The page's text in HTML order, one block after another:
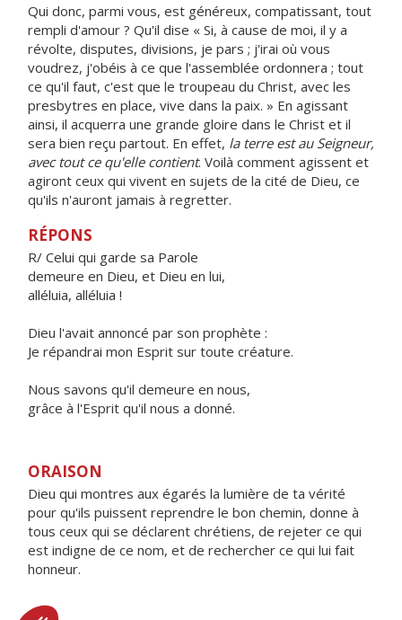
Qui donc, parmi vous, est généreux, compatissant, tout
rempli d'amour ? Qu'il dise « Si, à cause de moi, il y a
révolte, disputes, divisions, je pars ; j'irai où vous
voudrez, j'obéis à ce que l'assemblée ordonnera ; tout
ce qu'il faut, c'est que le troupeau du Christ, avec les
presbytres en place, vive dans la paix. » En agissant
ainsi, il acquerra une grande gloire dans le Christ et il
sera bien reçu partout. En effet, la terre est au Seigneur,
avec tout ce qu'elle contient. Voilà comment agissent et
agiront ceux qui vivent en sujets de la cité de Dieu, ce
qu'ils n'auront jamais à regretter.
RÉPONS
R/ Celui qui garde sa Parole
demeure en Dieu, et Dieu en lui,
alléluia, alléluia !
Dieu l'avait annoncé par son prophète :
Je répandrai mon Esprit sur toute créature.
Nous savons qu'il demeure en nous,
grâce à l'Esprit qu'il nous a donné.
ORAISON
Dieu qui montres aux égarés la lumière de ta vérité
pour qu'ils puissent reprendre le bon chemin, donne à
tous ceux qui se déclarent chrétiens, de rejeter ce qui
est indigne de ce nom, et de rechercher ce qui lui fait
honneur.